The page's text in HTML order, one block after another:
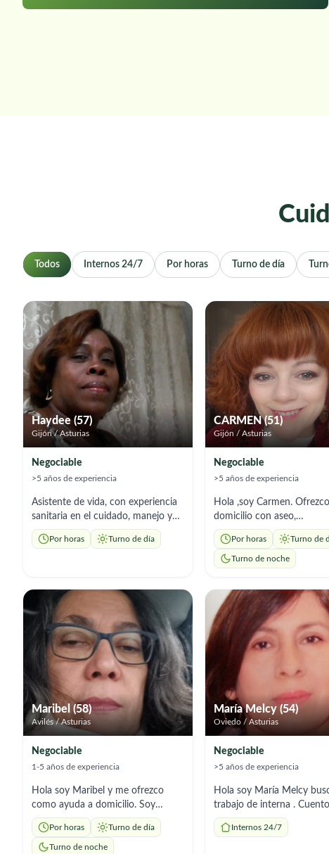
Todos Internos 24/7 Por horas Turno de día
Haydee (57)
Gijón / Asturias
Negociable
>5 años de experiencia
Asistente de vida, con experiencia
sanitaria en el cuidado, manejo y
acompañamiento de adultos
mayores, ofrezco mi servicio de
acompañamiento diario, control de
medicación según indicaciones
medicas, toma de tensión arterial y
control básico de salud, ayuda en
la movilidad y actividades básicas
de la vida diaria, preparación de
comidas sencillas, realización de
compras, paseos y
acompañamientos a citas médicas.
Me caracterizo por ser una
empática, organizada y
comprometida con el bienestar de
las personas a mi cargo. Me adapto
a los horarios que necesites.
Por horas Turno de día
CARMEN (51)
Gijón / Asturias
Negociable
>5 años de experiencia
Hola ,soy Carmen.
domicilio con aseo,
acompañamiento, tareas
y cocina.Soy estudiante de
Integración social y llevo
personas hospitalizadas
voluntaria en el Hospital
Roja.
Por horas Turno de
Turno de noche
Maribel (58)
Avilés / Asturias
Negociable
1-5 años de experiencia
Hola soy Maribel y me ofrezco
como ayuda a domicilio. Soy
responsable y me adapto a las
necesidades y horarios
Por horas Turno de día
Turno de noche
María Melcy (54)
Oviedo / Asturias
Negociable
>5 años de experiencia
Hola soy María Melcy
trabajo de interna .
disponibilidad inmediata a
contratación.
Internos 24/7